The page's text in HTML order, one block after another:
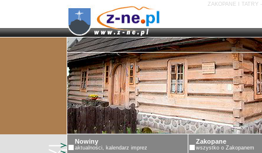
ZAKOPANE I TATRY
Nowiny
aktualności, kalendarz imprez
Zakopane
wszystko o Zakopanem